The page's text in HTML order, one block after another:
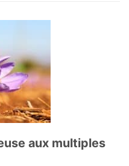
aux multiples